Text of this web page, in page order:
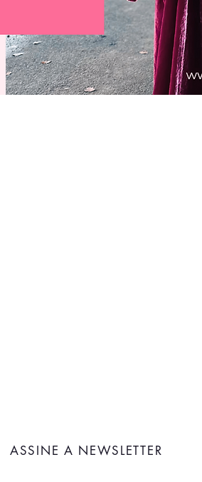
ASSINE A NEWSLETTER